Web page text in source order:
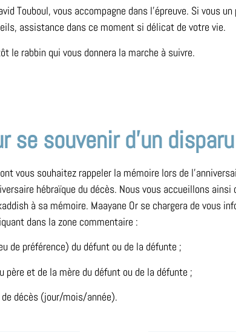
Touboul, vous accompagne dans l’épreuve. Si vous
assistance dans ce moment si délicat de votre vie.
le rabbin qui vous donnera la marche à suivre.
se souvenir d’un disparu
vous souhaitez rappeler la mémoire lors de
hébraïque du décès. Nous vous accueillons
à sa mémoire. Maayane Or se chargera de vous
dans la zone commentaire :
de préférence) du défunt ou de la défunte ;
père et de la mère du défunt ou de la défunte ;
décès (jour/mois/année).